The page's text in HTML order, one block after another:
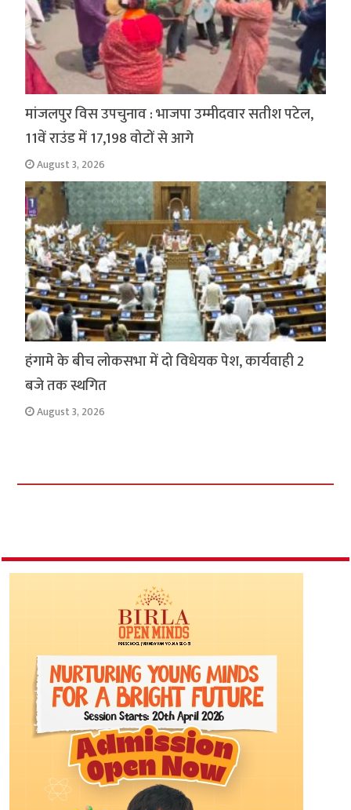
मांजलपुर विस उपचुनाव : भाजपा उम्मीदवार सतीश पटेल,
11वें राउंड में 17,198 वोटों से आगे
August 3, 2026
हंगामे के बीच लोकसभा में दो विधेयक पेश, कार्यवाही 2
बजे तक स्थगित
August 3, 2026